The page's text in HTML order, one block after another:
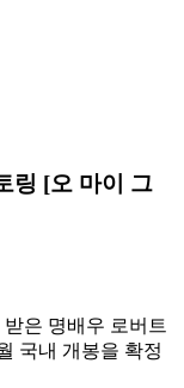
링 [오 마이 그
은 명배우 로버트
국내 개봉을 확정